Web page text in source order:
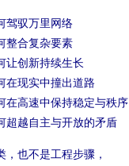
驭万里网络
合复杂要素
创新持续生长
现实中撞出道路
高速中保持稳定与秩序
越自主与开放的矛盾
也不是工程步骤，